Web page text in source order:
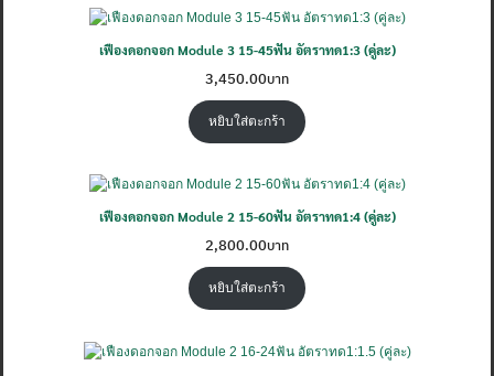
เฟืองดอกจอก Module 3 15-45ฟัน อัตราทด1:3 (คู่ละ)
3,450.00
หยิบใส่ตะกร้า
เฟืองดอกจอก Module 2 15-60ฟัน อัตราทด1:4 (คู่ละ)
2,800.00
หยิบใส่ตะกร้า